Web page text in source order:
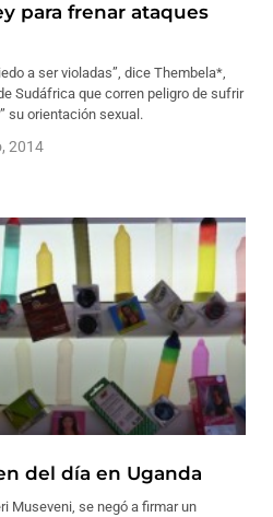
para frenar ataques
a ser violadas”, dice Thembela*,
Sudáfrica que corren peligro de sufrir
su orientación sexual.
2014
del día en Uganda
Museveni, se negó a firmar un